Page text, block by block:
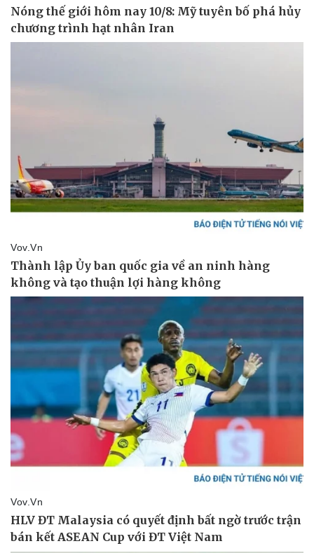
Pháp luật
Vụ án
Tin nóng
Tư vấn luật
Quân sự - Quốc phòng
Vũ khí
Việt Nam
Phân tích